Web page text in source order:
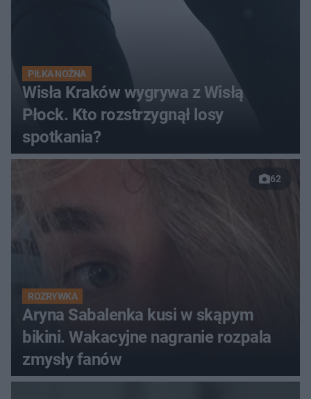
PIŁKA NOŻNA
Wisła Kraków wygrywa z Wisłą
Płock. Kto rozstrzygnął losy
spotkania?
62
ROZRYWKA
Aryna Sabalenka kusi w skąpym
bikini. Wakacyjne nagranie rozpala
zmysły fanów